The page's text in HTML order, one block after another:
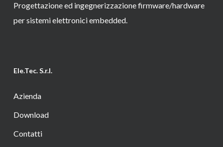
Progettazione ed ingegnerizzazione firmware/hardware
per sistemi elettronici embedded.
Ele.Tec. S.r.l.
Azienda
Download
Contatti